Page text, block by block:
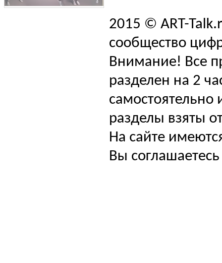
2015 © ART-
сообщество
Внимание! Все
разделен на 2
самостоятельно
разделы взяты
На сайте
Вы